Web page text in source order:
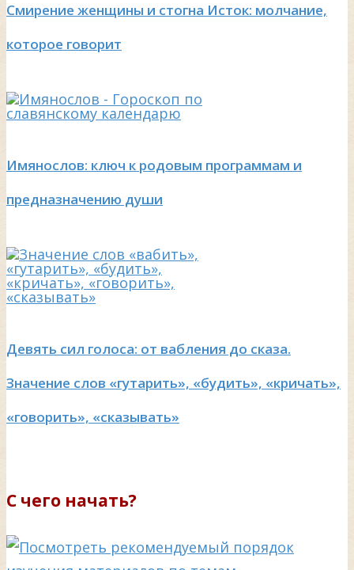
Смирение женщины и стогна Исток: молчание,
которое говорит
Имянослов: ключ к родовым программам и
предназначению души
Девять сил голоса: от вабления до сказа.
Значение слов «гутарить», «будить», «кричать»,
«говорить», «сказывать»
С чего начать?